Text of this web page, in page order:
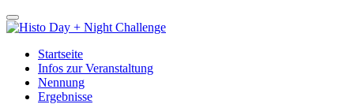
Startseite
Infos zur Veranstaltung
Nennung
Ergebnisse